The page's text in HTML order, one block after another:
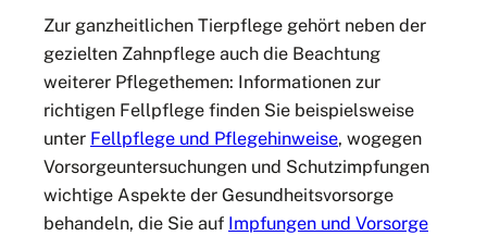
Zur ganzheitlichen Tierpflege gehört neben der
gezielten Zahnpflege auch die Beachtung
weiterer Pflegethemen: Informationen zur
richtigen Fellpflege finden Sie beispielsweise
unter Fellpflege und Pflegehinweise, wogegen
Vorsorgeuntersuchungen und Schutzimpfungen
wichtige Aspekte der Gesundheitsvorsorge
behandeln, die Sie auf Impfungen und Vorsorge